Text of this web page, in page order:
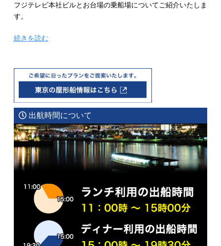
フジテレビ本社ビルとお台場の乗船場についてご紹介いたしま
す。
“屋
船
東
京
観
光
v
続きを読む
出航時間について